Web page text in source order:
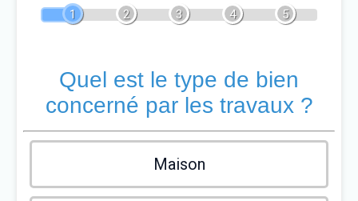
1 2 3 4 5
Quel est le type de bien
concerné par les travaux ?
Maison